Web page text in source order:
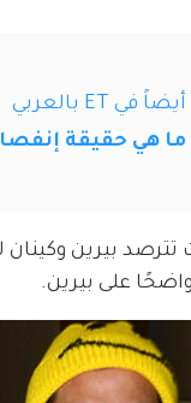
أيضاً في ET بالعربي
ما هي حقيقة
تترصد بيرين
على بيرين.